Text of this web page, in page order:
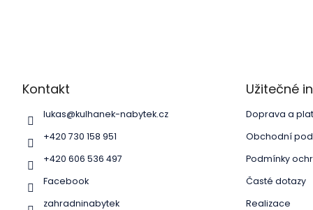
Kontakt
lukas@kulhanek-nabytek.cz
+420 730 158 951
+420 606 536 497
Facebook
zahradninabytek
Užitečné
Doprava a
Obchodní
Podmínky
Časté dotazy
Realizace